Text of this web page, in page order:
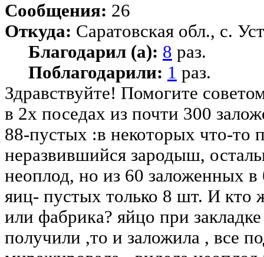
Сообщения: 26
Откуда: Саратовская обл., с.
Благодарил (а): 8 раз.
Поблагодарили: 1 раз.
Здравствуйте! Помогите
в 2х поседах из почти 300
88-пустых :в некоторых что-то
неразвившийся зародыш,
неоплод, но из 60 заложенных
яиц- пустых только 8 шт. И кто
или фабрика? яйцо при
получили ,то и заложила , все